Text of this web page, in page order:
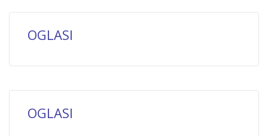
OGLASI
OGLASI